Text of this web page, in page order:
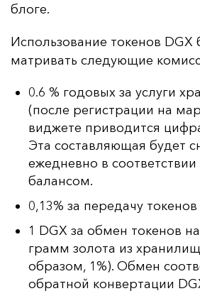
бло­ге.
Ис­поль­зо­ва­ние то­ке­нов
мат­ри­вать сле­ду­ющие
0.6 % годовых за услуги
(после регистрации на
виджете приводится
Эта составляющая будет
ежедневно в
балансом.
0,13% за передачу токенов
1 DGX за обмен токенов
грамм золота из
образом, 1%). Обмен
обратной конвертации